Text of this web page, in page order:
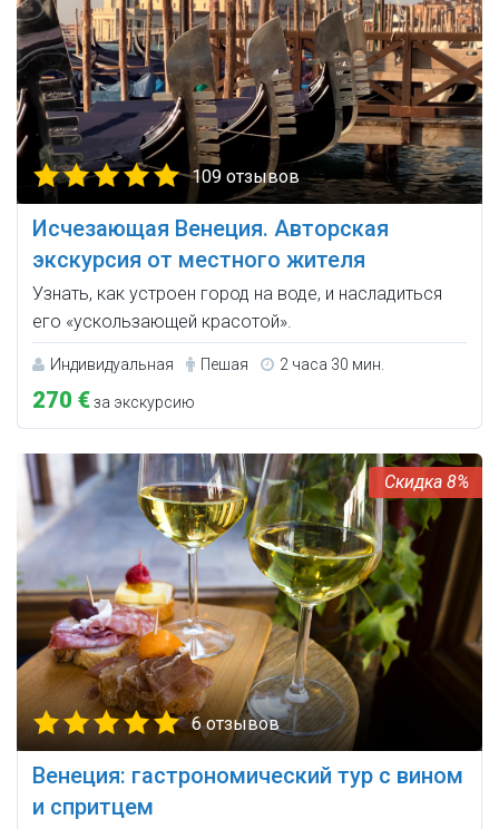
109 отзывов
Исчезающая Венеция. Авторская
экскурсия от местного жителя
Узнать, как устроен город на воде, и насладиться
его «ускользающей красотой».
Индивидуальная Пешая 2 часа 30 мин.
270 €за экскурсию
8%
6 отзывов
Венеция: гастрономический тур с вином
и спритцем